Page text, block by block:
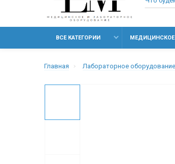
ВСЕ КАТЕГОРИИ
Главная Лабораторное оборудование